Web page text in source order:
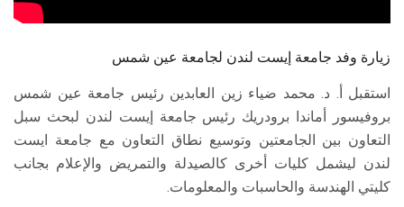
سجل الان
زيارة وفد جامعة إيست لندن لجامعة عين شمس
استقبل أ. د. محمد ضياء زين العابدين رئيس جامعة عين شمس
بروفيسور أماندا برودريك رئيس جامعة إيست لندن لبحث سبل
التعاون بين الجامعتين وتوسيع نطاق التعاون مع جامعة ايست
لندن ليشمل كليات أخرى كالصيدلة والتمريض والإعلام بجانب
كليتي الهندسة والحاسبات والمعلومات.